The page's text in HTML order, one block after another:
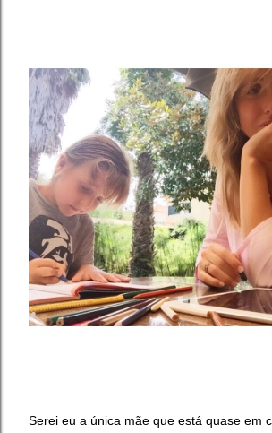
Serei eu a única mãe que está quase em